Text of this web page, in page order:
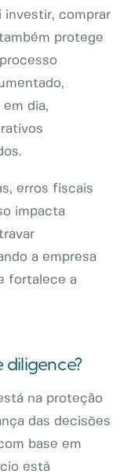
investir, comprar
protege
dia,
erros fiscais
impacta
a empresa
fortalece a
diligence?
na proteção
das decisões
base em
está